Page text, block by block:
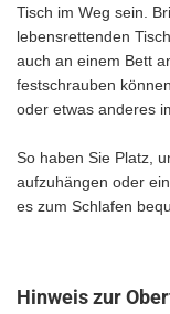
Tisch im Weg sein.
lebensrettenden
auch an einem Bett
festschrauben
oder etwas anderes
So haben Sie Platz,
aufzuhängen oder
es zum Schlafen
Hinweis zur